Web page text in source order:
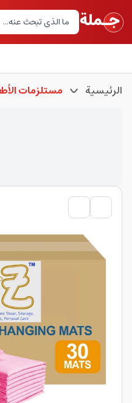
الرئيسية مستلزمات